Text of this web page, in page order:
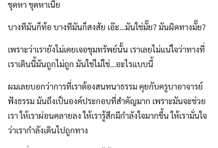
ขุดหา ขุดหาเนี่ย
บางทีมันก็ท้อ บางทีมันก็สงสัย เอ๊ะ…มันใช่มั๊ย? มันผิดทางมั๊ย?
เพราะว่าเรายังไม่เคยเจอขุมทรัพย์นั้น เราเลยไม่แน่ใจว่าทางที่
เราเดินนี้มันถูกไม่ถูก มันใช่ไม่ใช่…อะไรแบบนี้
ผมเลยบอกว่าการที่เราต้องสนทนาธรรม คุยกับครูบาอาจารย์
ฟังธรรม มันถึงเป็นองค์ประกอบที่สำคัญมาก เพราะมันจะช่วย
เรา ให้เราผ่อนคลายลง ให้เรารู้สึกมีกำลังใจมากขึ้น ให้เรามั่นใจ
ว่าเรากำลังเดินไปถูกทาง